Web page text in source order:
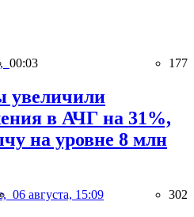
00:03 177
увеличили
в АЧГ на 31%,
на уровне 8 млн
06 августа, 15:09 302